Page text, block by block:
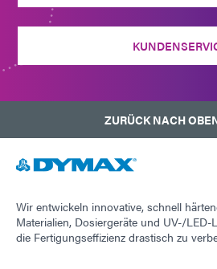
ZURÜCK NACH
Wir entwickeln innovative, schnell
Materialien, Dosiergeräte und UV-/
die Fertigungseffizienz drastisch zu